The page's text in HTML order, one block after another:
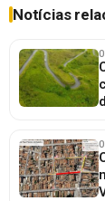
Notícias